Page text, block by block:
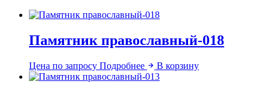
Памятник православный-018
Цена по запросу Подробнее В корзину